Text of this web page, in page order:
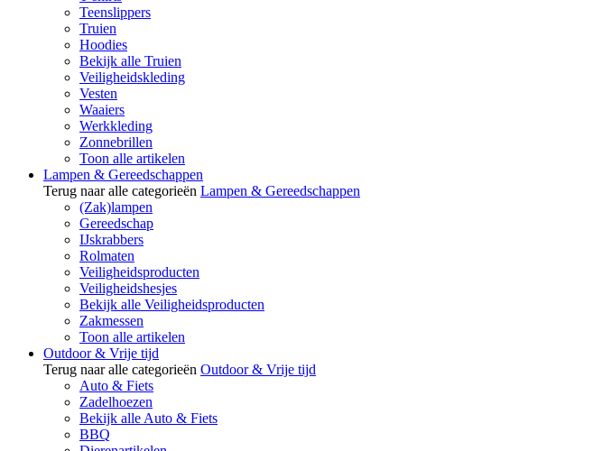
Teenslippers
Truien
Hoodies
Bekijk alle Truien
Veiligheidskleding
Vesten
Waaiers
Werkkleding
Zonnebrillen
Toon alle artikelen
Lampen & Gereedschappen
Terug naar alle categorieën Lampen & Gereedschappen
(Zak)lampen
Gereedschap
IJskrabbers
Rolmaten
Veiligheidsproducten
Veiligheidshesjes
Bekijk alle Veiligheidsproducten
Zakmessen
Toon alle artikelen
Outdoor & Vrije tijd
Terug naar alle categorieën Outdoor & Vrije tijd
Auto & Fiets
Zadelhoezen
Bekijk alle Auto & Fiets
BBQ